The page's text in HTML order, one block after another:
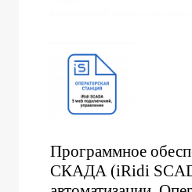
Программное
СКАДА (iRidi